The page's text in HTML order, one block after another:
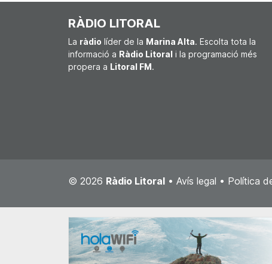
RÀDIO LITORAL
La ràdio líder de la Marina Alta. Escolta tota la
informació a Ràdio Litoral i la programació més
propera a Litoral FM.
© 2026 Ràdio Litoral • Avís legal • Política